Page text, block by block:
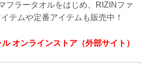
フラータオルをはじめ、RIZINファ
テムや定番アイテムも販売中！
オンラインストア（外部サイト）